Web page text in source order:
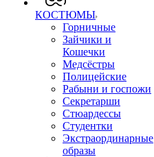
КОСТЮМЫ
Горничные
Зайчики и
Кошечки
Медсёстры
Полицейские
Рабыни и госпожи
Секретарши
Стюардессы
Студентки
Экстраординарные
образы